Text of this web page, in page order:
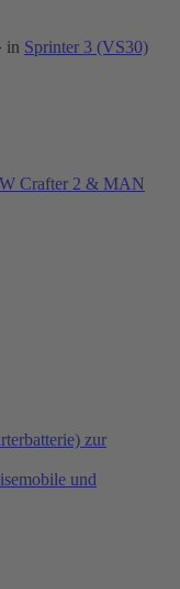
in Sprinter 3 (VS30)
Crafter 2 & MAN
zur
und